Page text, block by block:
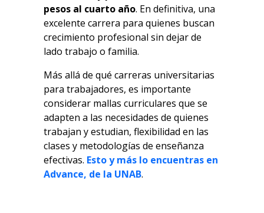
pesos al cuarto año. En definitiva, una
excelente carrera para quienes buscan
crecimiento profesional sin dejar de
lado trabajo o familia.
Más allá de qué carreras universitarias
para trabajadores, es importante
considerar mallas curriculares que se
adapten a las necesidades de quienes
trabajan y estudian, flexibilidad en las
clases y metodologías de enseñanza
efectivas. Esto y más lo encuentras en
Advance, de la UNAB.